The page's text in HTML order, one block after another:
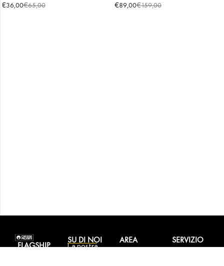
€36,00€65,00 €89,00€159,00
FLAGSHIP
SU DI NOI
La nostra
AREA
SERVIZIO